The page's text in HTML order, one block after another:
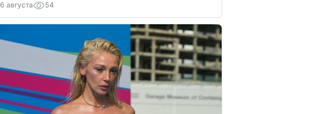
6 августа 54